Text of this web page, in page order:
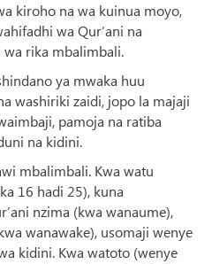
kiroho na wa kuinua moyo,
wa Qur’ani na
rika mbalimbali.
ya mwaka huu
washiriki zaidi, jopo la majaji
pamoja na ratiba
na kidini.
mbalimbali. Kwa watu
16 hadi 25), kuna
nzima (kwa wanaume),
wanawake), usomaji wenye
kidini. Kwa watoto (wenye